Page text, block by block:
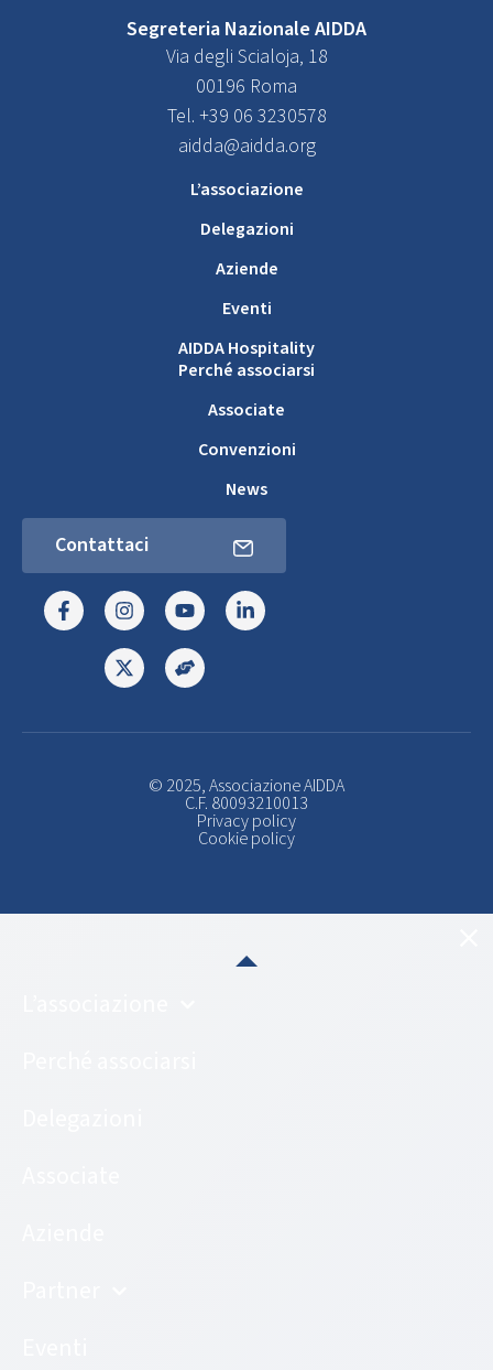
Segreteria Nazionale AIDDA
Via degli Scialoja, 18
00196 Roma
Tel. +39 06 3230578
aidda@aidda.org
L’associazione
Delegazioni
Aziende
Eventi
AIDDA Hospitality
Perché associarsi
Associate
Convenzioni
News
Contattaci
© 2025, Associazione AIDDA
C.F. 80093210013
Privacy policy
Cookie policy